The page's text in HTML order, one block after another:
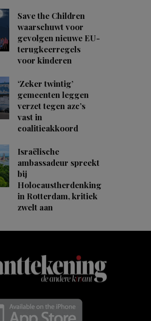
Save the Children
waarschuwt voor
gevolgen nieuwe EU-
terugkeerregels
voor kinderen
‘Zeker twintig’
gemeenten leggen
verzet tegen azc’s
vast in
coalitieakkoord
Israëlische
ambassadeur spreekt
bij
Holocaustherdenking
in Rotterdam, kritiek
zwelt aan